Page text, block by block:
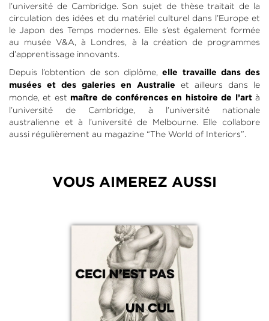
l’université de Cambridge. Son sujet de thèse traitait de la
circulation des idées et du matériel culturel dans l’Europe et
le Japon des Temps modernes. Elle s’est également formée
au musée V&A, à Londres, à la création de programmes
d’apprentissage innovants.
Depuis l’obtention de son diplôme, elle travaille dans des
musées et des galeries en Australie
et ailleurs dans le
monde, et est maître de conférences en histoire de l’artà
l’université de Cambridge, à l’université nationale
australienne et à l’université de Melbourne. Elle collabore
aussi régulièrement au magazine “The World of Interiors”.
VOUS AIMEREZ AUSSI